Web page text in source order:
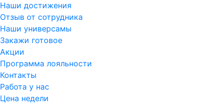
Наши достижения
Отзыв от сотрудника
Наши универсамы
Закажи готовое
Акции
Программа лояльности
Контакты
Работа у нас
Цена недели